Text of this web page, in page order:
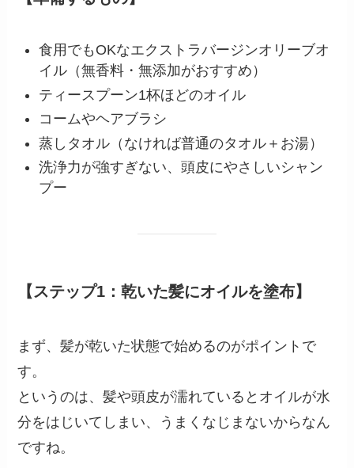
食用でもOKなエクストラバージンオリーブオ
イル（無香料・無添加がおすすめ）
ティースプーン1杯ほどのオイル
コームやヘアブラシ
蒸しタオル（なければ普通のタオル＋お湯）
洗浄力が強すぎない、頭皮にやさしいシャン
プー
【ステップ1：乾いた髪にオイルを塗布】
まず、髪が乾いた状態で始めるのがポイントで
す。
というのは、髪や頭皮が濡れているとオイルが水
分をはじいてしまい、うまくなじまないからなん
ですね。